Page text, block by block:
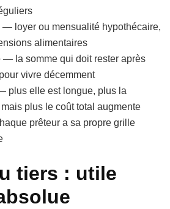
— loyer ou mensualité hypothécaire,
alimentaires
— la somme qui doit rester après
vivre décemment
plus elle est longue, plus la
plus le coût total augmente
prêteur a sa propre grille
tiers : utile